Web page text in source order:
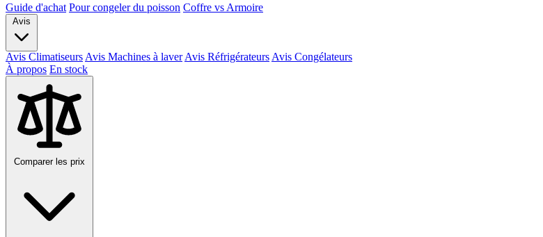
Guide d'achat Pour congeler du poisson Coffre vs Armoire
Avis Climatiseurs Avis Machines à laver Avis Réfrigérateurs Avis Congélateurs
À propos En stock